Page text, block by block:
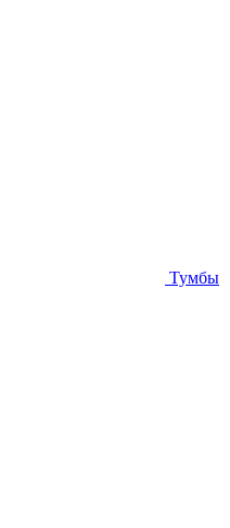
Тумбы